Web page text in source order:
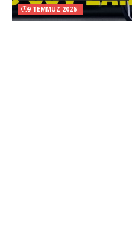
9 TEMMUZ 2026